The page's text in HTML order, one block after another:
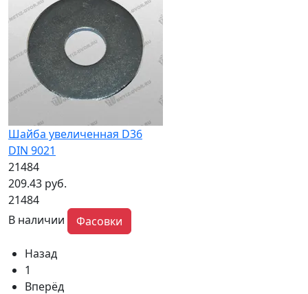
Шайба увеличенная D36
DIN 9021
21484
209.43 руб.
21484
В наличии
Фасовки
Назад
1
Вперёд